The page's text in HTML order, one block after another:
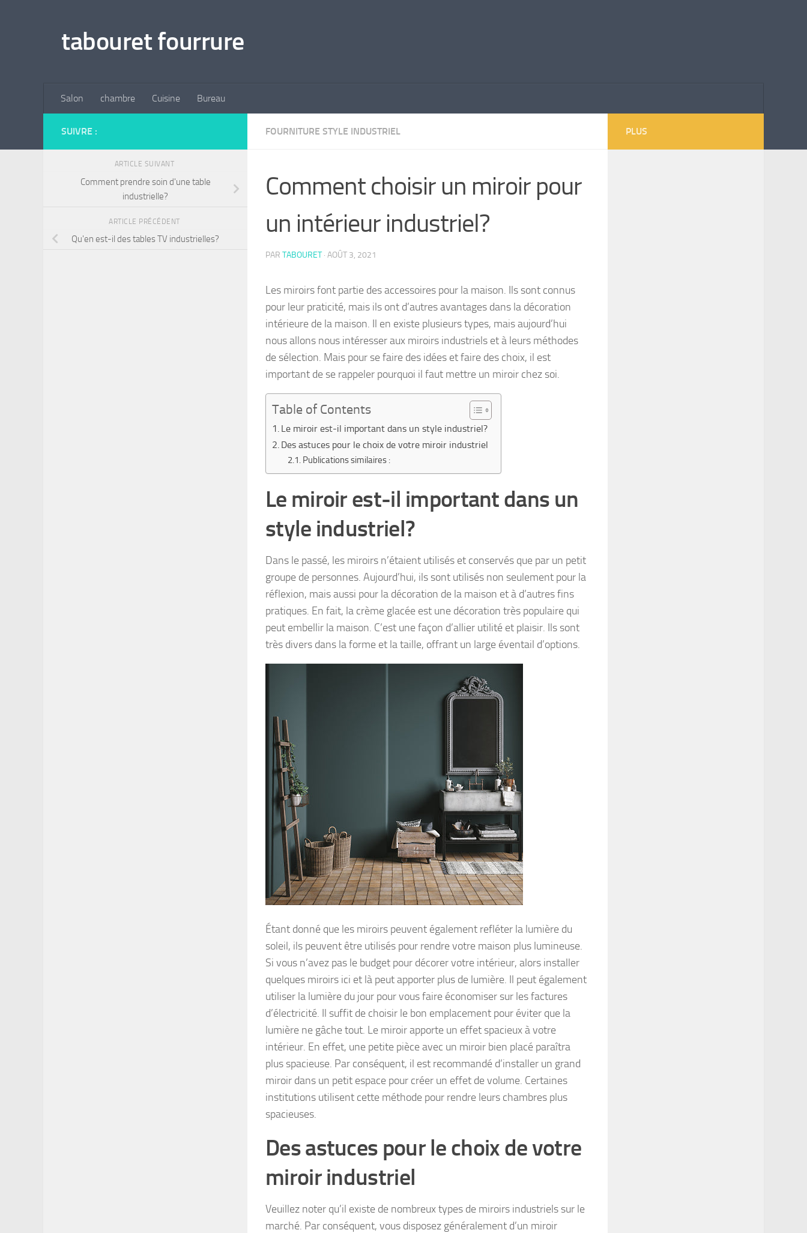
tabouret fourrure
Salon chambre Cuisine Bureau
FOURNITURE STYLE INDUSTRIEL
Comment choisir un miroir pour
un intérieur industriel?
PAR TABOURET · AOÛT 3, 2021
Les miroirs font partie des accessoires pour la maison. Ils sont connus
pour leur praticité, mais ils ont d’autres avantages dans la décoration
intérieure de la maison. Il en existe plusieurs types, mais aujourd’hui
nous allons nous intéresser aux miroirs industriels et à leurs méthodes
de sélection. Mais pour se faire des idées et faire des choix, il est
important de se rappeler pourquoi il faut mettre un miroir chez soi.
Table of Contents
Le miroir est-il important dans un style industriel?
Des astuces pour le choix de votre miroir industriel
Publications similaires :
Le miroir est-il important dans un
style industriel?
Dans le passé, les miroirs n’étaient utilisés et conservés que par un petit
groupe de personnes. Aujourd’hui, ils sont utilisés non seulement pour la
réflexion, mais aussi pour la décoration de la maison et à d’autres fins
pratiques. En fait, la crème glacée est une décoration très populaire qui
peut embellir la maison. C’est une façon d’allier utilité et plaisir. Ils sont
très divers dans la forme et la taille, offrant un large éventail d’options.
Étant donné que les miroirs peuvent également refléter la lumière du
soleil, ils peuvent être utilisés pour rendre votre maison plus lumineuse.
Si vous n’avez pas le budget pour décorer votre intérieur, alors installer
quelques miroirs ici et là peut apporter plus de lumière. Il peut également
utiliser la lumière du jour pour vous faire économiser sur les factures
d’électricité. Il suffit de choisir le bon emplacement pour éviter que la
lumière ne gâche tout. Le miroir apporte un effet spacieux à votre
intérieur. En effet, une petite pièce avec un miroir bien placé paraîtra
plus spacieuse. Par conséquent, il est recommandé d’installer un grand
miroir dans un petit espace pour créer un effet de volume. Certaines
institutions utilisent cette méthode pour rendre leurs chambres plus
spacieuses.
Des astuces pour le choix de votre
miroir industriel
Veuillez noter qu’il existe de nombreux types de miroirs industriels sur le
marché. Par conséquent, vous disposez généralement d’un miroir
SUIVRE :
ARTICLE SUIVANT
Comment prendre soin d'une table
industrielle?
ARTICLE PRÉCÉDENT
Qu'en est-il des tables TV industrielles?
PLUS